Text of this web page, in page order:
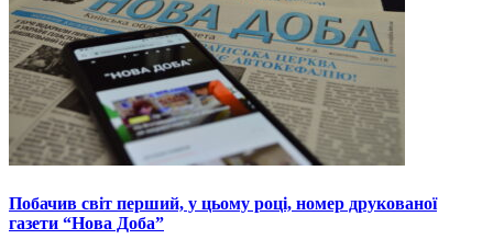
Побачив світ перший, у цьому році, номер друкованої
газети “Нова Доба”